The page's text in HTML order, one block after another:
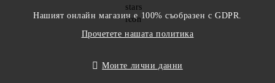
Нашият онлайн магазин е 100% съобразен с GDPR.
Прочетете нашата политика
Моите лични данни